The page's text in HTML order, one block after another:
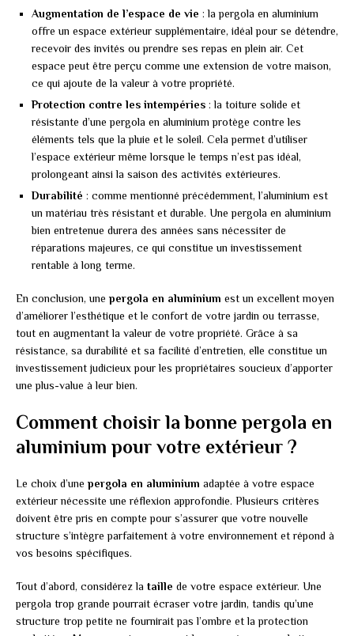
Augmentation de l’espace de vie : la pergola en aluminium
offre un espace extérieur supplémentaire, idéal pour se détendre,
recevoir des invités ou prendre ses repas en plein air. Cet
espace peut être perçu comme une extension de votre maison,
ce qui ajoute de la valeur à votre propriété.
Protection contre les intempéries : la toiture solide et
résistante d’une pergola en aluminium protège contre les
éléments tels que la pluie et le soleil. Cela permet d’utiliser
l’espace extérieur même lorsque le temps n’est pas idéal,
prolongeant ainsi la saison des activités extérieures.
Durabilité : comme mentionné précédemment, l’aluminium est
un matériau très résistant et durable. Une pergola en aluminium
bien entretenue durera des années sans nécessiter de
réparations majeures, ce qui constitue un investissement
rentable à long terme.
En conclusion, une pergola en aluminium est un excellent moyen
d’améliorer l’esthétique et le confort de votre jardin ou terrasse,
tout en augmentant la valeur de votre propriété. Grâce à sa
résistance, sa durabilité et sa facilité d’entretien, elle constitue un
investissement judicieux pour les propriétaires soucieux d’apporter
une plus-value à leur bien.
Comment choisir la bonne pergola en
aluminium pour votre extérieur ?
Le choix d’une pergola en aluminium adaptée à votre espace
extérieur nécessite une réflexion approfondie. Plusieurs critères
doivent être pris en compte pour s’assurer que votre nouvelle
structure s’intègre parfaitement à votre environnement et répond à
vos besoins spécifiques.
Tout d’abord, considérez la taille de votre espace extérieur. Une
pergola trop grande pourrait écraser votre jardin, tandis qu’une
structure trop petite ne fournirait pas l’ombre et la protection